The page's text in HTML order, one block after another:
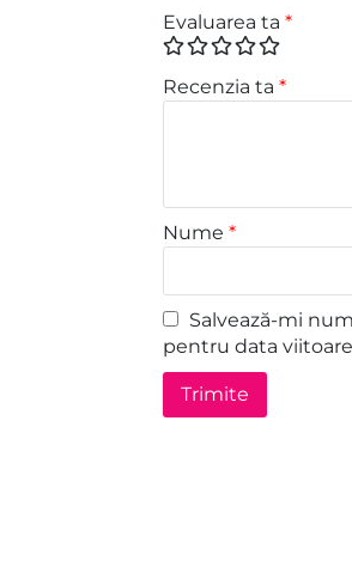
Evaluarea ta *
Recenzia ta *
Nume *
Salvează-mi
pentru data